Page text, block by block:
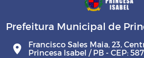
Prefeitura Municipal de
Francisco Sales Maia, 23,
Princesa Isabel / PB - CEP: